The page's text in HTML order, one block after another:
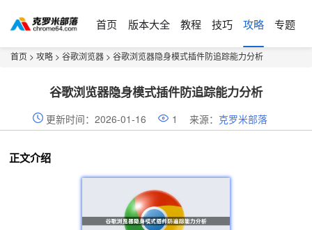
首页 版本大全 教程 技巧 攻略 专题
首页 > 攻略 > 谷歌浏览器 > 谷歌浏览器隐身模式插件防追踪能力分析
谷歌浏览器隐身模式插件防追踪能力分析
更新时间：2026-01-16 1 来源： 克罗米部落
正文介绍